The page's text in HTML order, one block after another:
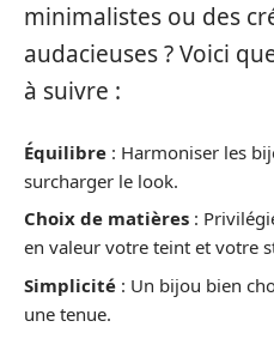
minimalistes ou des
audacieuses ? Voici
à suivre :
Équilibre : Harmoniser les
surcharger le look.
Choix de matières :
en valeur votre teint et votre
Simplicité : Un bijou bien
une tenue.